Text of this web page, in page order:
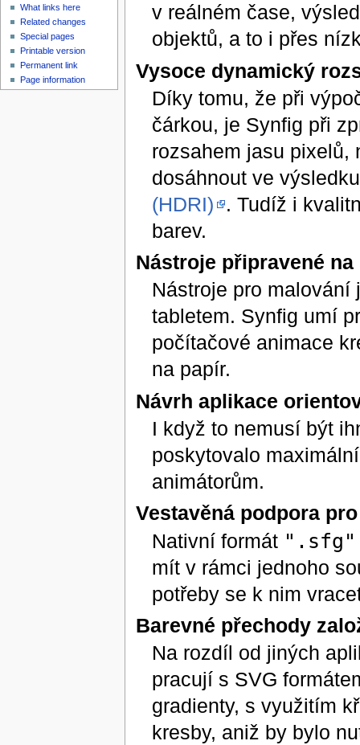
v reálném čase,
objektů, a to i přes
Vysoce dynamický
Díky tomu, že při
čárkou, je Synfig při
rozsahem jasu pixelů,
dosáhnout ve
(HDRI)
. Tudíž i
barev.
Nástroje připravené
Nástroje pro malování
tabletem. Synfig umí
počítačové animace
na papír.
Návrh aplikace
I když to nemusí být
poskytovalo
animátorům.
Vestavěná podpora
Nativní formát ".sfg"
mít v rámci jednoho
potřeby se k nim
Barevné přechody
Na rozdíl od jiných
pracují s SVG
gradienty, s využitím
kresby, aniž by bylo
What links here
Related changes
Special pages
Printable version
Permanent link
Page information